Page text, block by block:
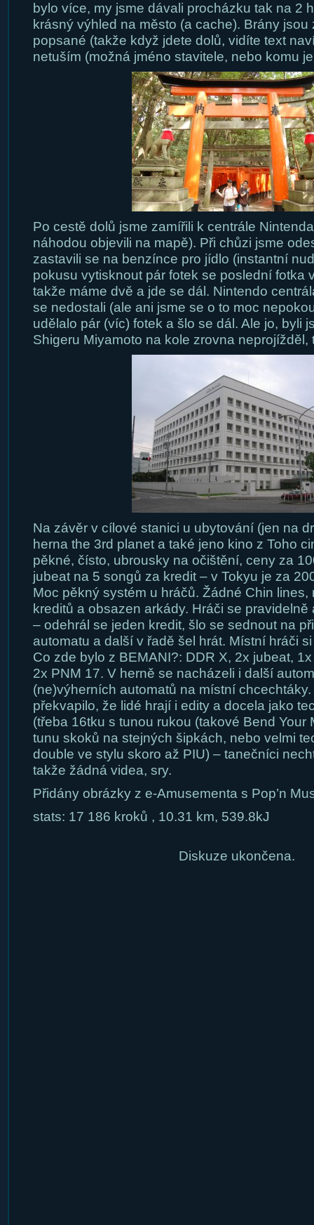
bylo více, my jsme dávali procházku tak na
krásný výhled na město (a cache). Brány jsou
popsané (takže když jdete dolů, vidíte text
netuším (možná jméno stavitele, nebo komu
Po cestě dolů jsme zamířili k centrále
náhodou objevili na mapě). Při chůzi jsme
zastavili se na benzínce pro jídlo (instantní
pokusu vytisknout pár fotek se poslední fotka
takže máme dvě a jde se dál. Nintendo
se nedostali (ale ani jsme se o to moc
udělalo pár (víc) fotek a šlo se dál. Ale jo, byli
Shigeru Miyamoto na kole zrovna neprojížděl,
Na závěr v cílové stanici u ubytování (jen na
herna the 3rd planet a také jeno kino z Toho
pěkné, čísto, ubrousky na očištění, ceny za
jubeat na 5 songů za kredit – v Tokyu je za
Moc pěkný systém u hráčů. Žádné Chin
kreditů a obsazen arkády. Hráči se
– odehrál se jeden kredit, šlo se sednout na
automatu a další v řadě šel hrát. Místní hráči
Co zde bylo z BEMANI?: DDR X, 2x jubeat,
2x PNM 17. V herně se nacházeli i další
(ne)výherních automatů na místní
překvapilo, že lidé hrají i edity a docela jako
(třeba 16tku s tunou rukou (takové Bend Your
tunu skoků na stejných šipkách, nebo velmi
double ve stylu skoro až PIU) – tanečníci
takže žádná videa, sry.
Přidány obrázky z e-Amusementa s Pop’n
stats: 17 186 kroků , 10.31 km, 539.8kJ
Diskuze ukončena.